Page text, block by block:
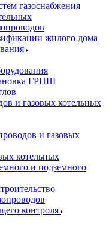
газоснабжения
жилого дома
ГРПШ
и газовых котельных
и газовых
котельных
и подземного
контроля